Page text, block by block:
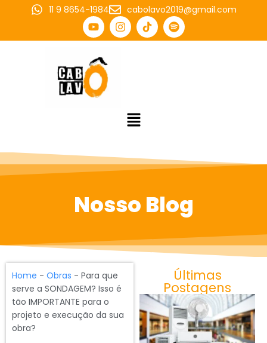
11 9 8654-1984 cabolavo2019@gmail.com
Nosso Blog
Home - Obras - Para que
serve a SONDAGEM? Isso é
tão IMPORTANTE para o
projeto e execução da sua
obra?
Últimas
Postagens